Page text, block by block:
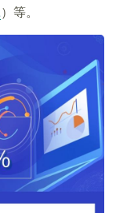
）等。